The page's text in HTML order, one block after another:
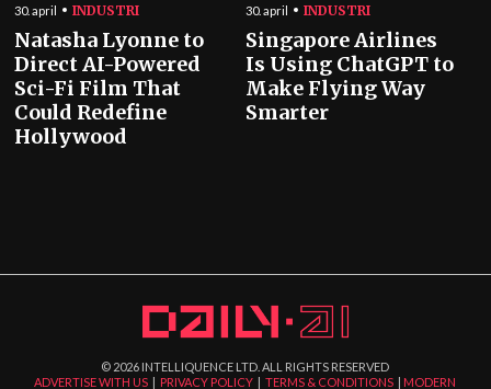
30. april INDUSTRI
Natasha Lyonne to
Direct AI-Powered
Sci-Fi Film That
Could Redefine
Hollywood
30. april INDUSTRI
Singapore Airlines
Is Using ChatGPT to
Make Flying Way
Smarter
© 2026 INTELLIQUENCE LTD. ALL RIGHTS RESERVED
ADVERTISE WITH US
PRIVACY POLICY |TERMS & CONDITIONS MODERN